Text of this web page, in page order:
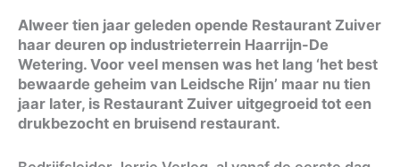
Alweer tien jaar geleden opende Restaurant Zuiver
haar deuren op industrieterrein Haarrijn-De
Wetering. Voor veel mensen was het lang ‘het best
bewaarde geheim van Leidsche Rijn’ maar nu tien
jaar later, is Restaurant Zuiver uitgegroeid tot een
drukbezocht en bruisend restaurant.